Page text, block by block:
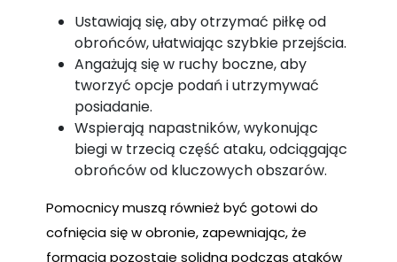
Ustawiają się, aby otrzymać piłkę od
obrońców, ułatwiając szybkie przejścia.
Angażują się w ruchy boczne, aby
tworzyć opcje podań i utrzymywać
posiadanie.
Wspierają napastników, wykonując
biegi w trzecią część ataku, odciągając
obrońców od kluczowych obszarów.
Pomocnicy muszą również być gotowi do
cofnięcia się w obronie, zapewniając, że
formacja pozostaje solidna podczas ataków